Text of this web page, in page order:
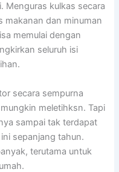
Menguras kulkas secara
makanan dan minuman
memulai dengan
seluruh isi
secara sempurna
meletihksn. Tapi
sampai tak terdapat
sepanjang tahun.
terutama untuk